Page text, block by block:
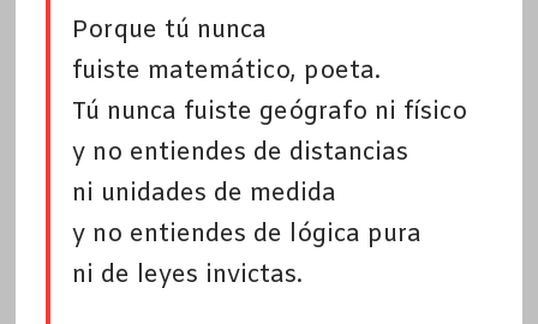
Porque tú nunca
fuiste matemático, poeta.
Tú nunca fuiste geógrafo ni físico
y no entiendes de distancias
ni unidades de medida
y no entiendes de lógica pura
ni de leyes invictas.